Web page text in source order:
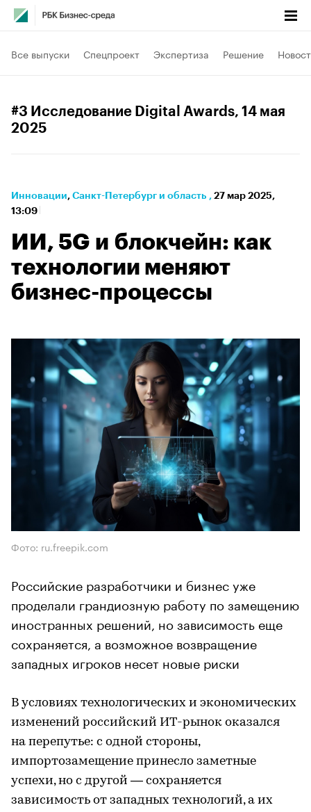
Все выпуски Спецпроект Экспертиза Решение
#3 Исследование Digital Awards, 14 мая
2025
Инновации⁠, Санкт-Петербург и область , 27 мар 2025,
13:09
ИИ, 5G и блокчейн: как
технологии меняют
бизнес-процессы
Фото: ru.freepik.com
Российские разработчики и бизнес уже
проделали грандиозную работу по замещению
иностранных решений, но зависимость еще
сохраняется, а возможное возвращение
западных игроков несет новые риски
В условиях технологических и экономических
изменений российский ИТ-рынок оказался
на перепутье: с одной стороны,
импортозамещение принесло заметные
успехи, но с другой — сохраняется
зависимость от западных технологий, а их